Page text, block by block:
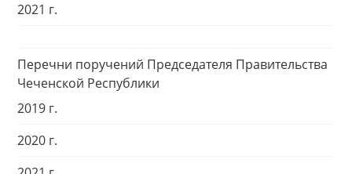
2021 г.
Перечни поручений Председателя Правительства
Чеченской Республики
2019 г.
2020 г.